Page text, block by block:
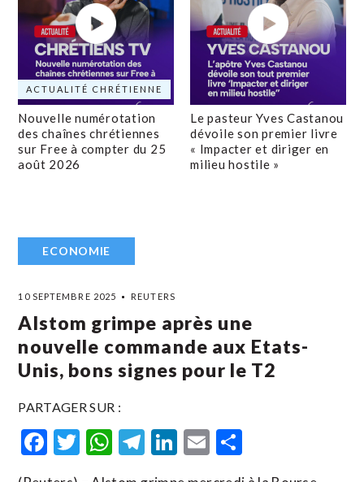
ACTUALITÉ CHRÉTIENNE
Nouvelle numérotation
des chaînes chrétiennes
sur Free à compter du 25
août 2026
Le pasteur Yves Castanou
dévoile son premier livre
« Impacter et diriger en
milieu hostile »
ECONOMIE
10 SEPTEMBRE 2025 REUTERS
Alstom grimpe après une
nouvelle commande aux Etats-
Unis, bons signes pour le T2
PARTAGER SUR :
Facebook
Twitter
WhatsApp
Telegram
LinkedIn
Email